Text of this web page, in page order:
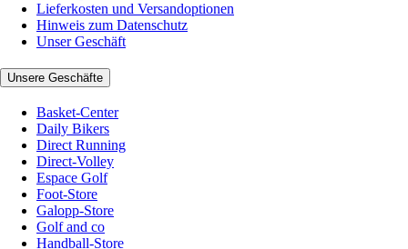
Lieferkosten und Versandoptionen
Hinweis zum Datenschutz
Unser Geschäft
Unsere Geschäfte
Basket-Center
Daily Bikers
Direct Running
Direct-Volley
Espace Golf
Foot-Store
Galopp-Store
Golf and co
Handball-Store